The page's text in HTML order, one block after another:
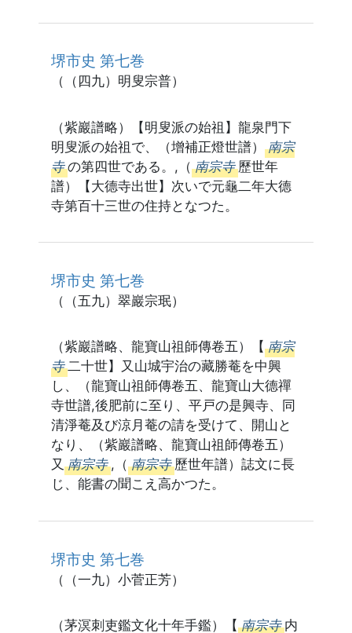
堺市史 第七巻
（（四九）明叟宗普）
（紫巖譜略）【明叟派の始祖】龍泉門下
明叟派の始祖で、（增補正燈世譜） 南宗
寺 の第四世である。,（ 南宗寺 歷世年
譜）【大德寺出世】次いで元龜二年大德
寺第百十三世の住持となつた。
堺市史 第七巻
（（五九）翠巖宗珉）
（紫巖譜略、龍寶山祖師傳卷五）【 南宗
寺 二十世】又山城宇治の藏勝菴を中興
し、（龍寶山祖師傳卷五、龍寶山大德禪
寺世譜,後肥前に至り、平戸の是興寺、同
清淨菴及び涼月菴の請を受けて、開山と
なり、（紫巖譜略、龍寶山祖師傳卷五）
又 南宗寺 ,（ 南宗寺 歷世年譜）誌文に長
じ、能書の聞こえ高かつた。
堺市史 第七巻
（（一九）小菅正芳）
（茅溟刺吏鑑文化十年手鑑）【 南宗寺 内